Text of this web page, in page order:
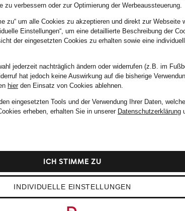
zu verbessern oder zur Optimierung der Werbeaussteuerung.
zu“ um alle Cookies zu akzeptieren und direkt zur Webseite
Einstellungen“, um eine detaillierte Beschreibung der
der eingesetzten Cookies zu erhalten sowie eine
jederzeit nachträglich ändern oder widerrufen (z.B. im
hat jedoch keine Auswirkung auf die bisherige
hierden Einsatz von Cookies ablehnen.
eingesetzten Tools und der Verwendung Ihrer Daten,
erheben, erhalten Sie in unserer Datenschutzerklärung
INDIVIDUELLE EINSTELLUNGEN
ICH STIMME ZU